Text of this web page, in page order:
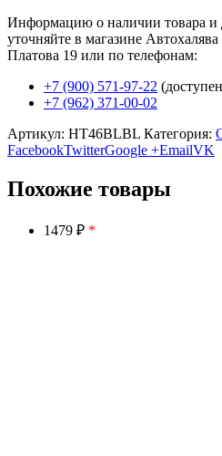
Информацию о наличии товара и
уточняйте в магазине
Платова 19 или по телефонам:
+7 (900) 571-97-22
+7 (962) 371-00-02
Артикул: HT46BLBL Категория:
FacebookTwitterGoogle +EmailVK
Похожие товары
1479 ₽ *